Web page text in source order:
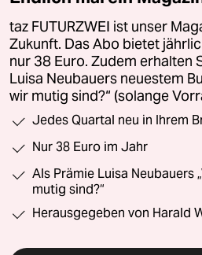
taz FUTURZWEI ist unser
Zukunft. Das Abo bietet
nur 38 Euro. Zudem erhalten
Luisa Neubauers neuestem
wir mutig sind?“ (solange
Jedes Quartal neu in Ihrem
Nur 38 Euro im Jahr
Als Prämie Luisa Neubauers
mutig sind?“
Herausgegeben von Harald